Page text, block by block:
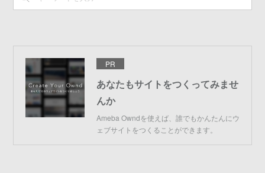
PR
あなたもサイトをつくってみませ
んか
Ameba Owndを使えば、誰でもかんたんにウ
ェブサイトをつくることができます。